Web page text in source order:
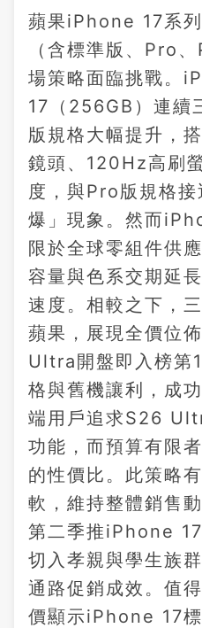
蘋果iPhone 17系
（含標準版、Pro
場策略面臨挑戰。
17（256GB）連續
版規格大幅提升，
鏡頭、120Hz高刷
度，與Pro版規格
爆」現象。然而
限於全球零組件供
容量與色系交期延
速度。相較之下，
蘋果，展現全價位
Ultra開盤即入榜第
格與舊機讓利，成
端用戶追求S26
功能，而預算有限
的性價比。此策略
軟，維持整體銷售
第二季推iPhone
切入孝親與學生族
通路促銷成效。值
價顯示iPhone 17